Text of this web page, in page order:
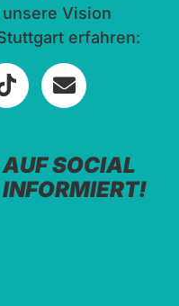
Vision
erfahren:
SOCIAL